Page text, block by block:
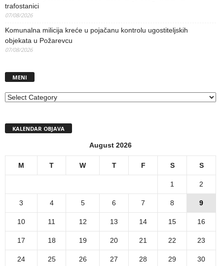
trafostanici
07/08/2026
Komunalna milicija kreće u pojačanu kontrolu ugostiteljskih
objekata u Požarevcu
07/08/2026
MENI
MENI
KALENDAR OBJAVA
August 2026
M T W T F S S
1 2
3 4 5 6 7 8 9
10 11 12 13 14 15 16
17 18 19 20 21 22 23
24 25 26 27 28 29 30